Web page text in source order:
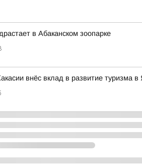
в Абаканском зоопарке
внёс вклад в развитие туризма